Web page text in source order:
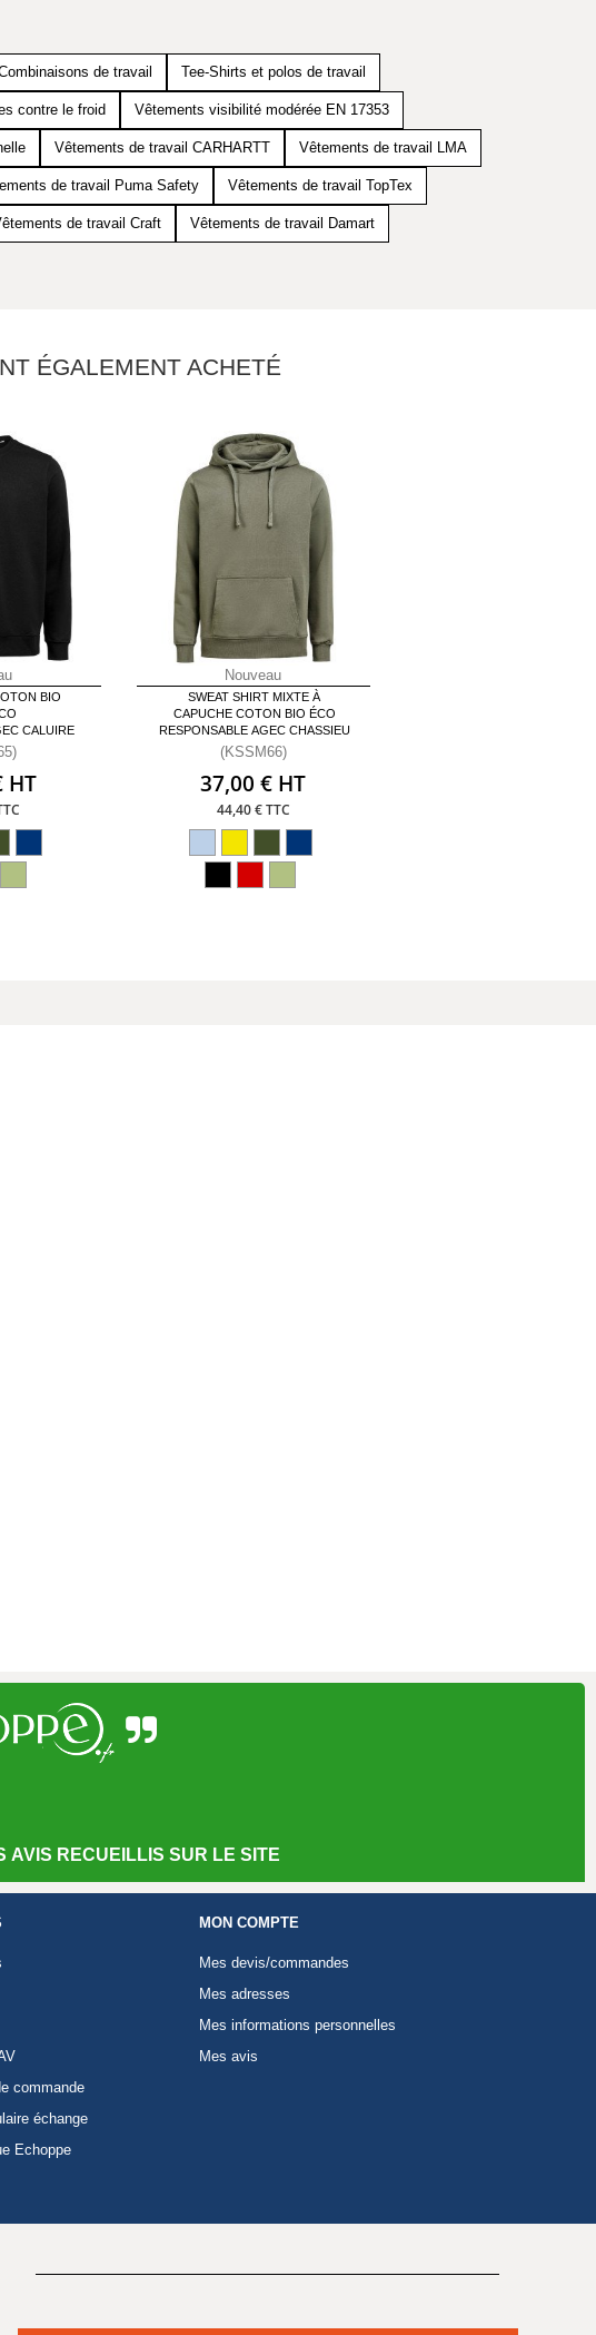
de travail Tee-Shirts et polos de travail
contre le froid Vêtements visibilité modérée EN 17353
Vêtements de travail CARHARTT Vêtements de travail LMA
de travail Puma Safety Vêtements de travail TopTex
de travail Craft Vêtements de travail Damart
ÉGALEMENT ACHETÉ
BIO
CALUIRE
HT
Nouveau
SWEAT SHIRT MIXTE À
CAPUCHE COTON BIO ÉCO
RESPONSABLE AGEC CHASSIEU
(KSSM66)
37,00 € HT
44,40 € TTC
AVIS RECUEILLIS SUR LE SITE
commande
échange
Echoppe
MON COMPTE
Mes devis/commandes
Mes adresses
Mes informations personnelles
Mes avis